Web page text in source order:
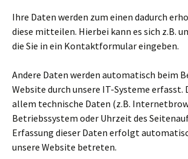
Ihre Daten werden zum einen dadurch
diese mitteilen. Hierbei kann es sich z.B.
die Sie in ein Kontaktformular eingeben.
Andere Daten werden automatisch beim
Website durch unsere IT-Systeme erfasst.
allem technische Daten (z.B.
Betriebssystem oder Uhrzeit des
Erfassung dieser Daten erfolgt
unsere Website betreten.